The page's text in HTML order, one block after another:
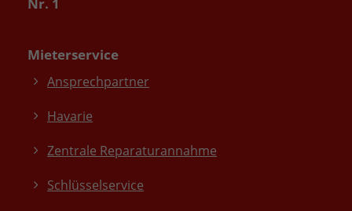
Mieterservice
Ansprechpartner
Havarie
Zentrale Reparaturannahme
Schlüsselservice